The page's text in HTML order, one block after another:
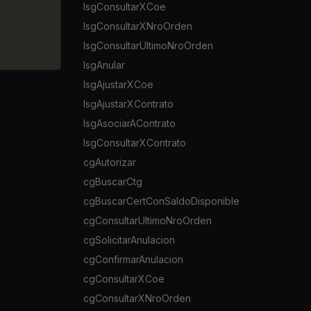
lsgConsultarXCoe
lsgConsultarXNroOrden
lsgConsultarUltimoNroOrden
lsgAnular
lsgAjustarXCoe
lsgAjustarXContrato
lsgAsociarAContrato
lsgConsultarXContrato
cgAutorizar
cgBuscarCtg
cgBuscarCertConSaldoDisponible
cgConsultarUltimoNroOrden
cgSolicitarAnulacion
cgConfirmarAnulacion
cgConsultarXCoe
cgConsultarXNroOrden